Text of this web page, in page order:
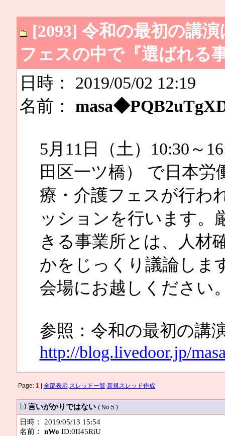
[2093] 令和の最初の講
フェスの中で『選ばれる
日時： 2019/05/02 12:19
名前：
5月11日（土）10:30～
田区一ツ橋） で日本労
療・介護フェスが行わ
ッションを行います。
きる事業所とは、人材
かをじっくり議論しま
会場にお越しください
参照：令和の最初の講
http://blog.livedoor.jp/
Page: 1| 全部表示 スレッド一覧 新規スレッド作成
言いがかりではない ( No.5 )
日時： 2019/05/13 15:54
名前： nWo ID:0II45RiU